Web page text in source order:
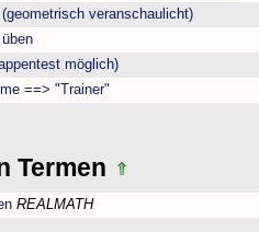
veranschaulicht)
möglich)
==> "Trainer"
Termen
REALMATH